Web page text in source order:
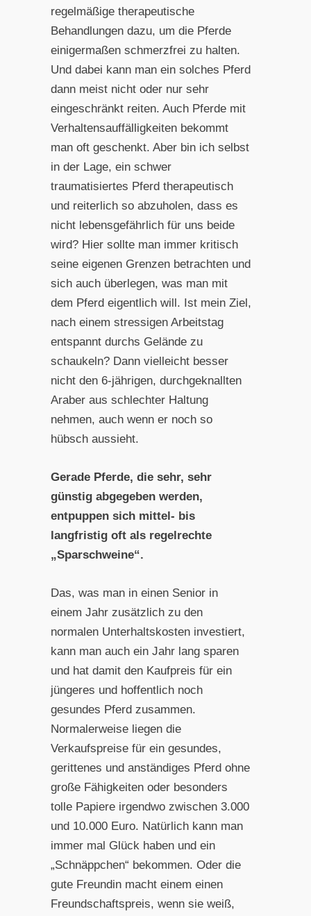
regelmäßige therapeutische
Behandlungen dazu, um die Pferde
einigermaßen schmerzfrei zu halten.
Und dabei kann man ein solches Pferd
dann meist nicht oder nur sehr
eingeschränkt reiten. Auch Pferde mit
Verhaltensauffälligkeiten bekommt
man oft geschenkt. Aber bin ich selbst
in der Lage, ein schwer
traumatisiertes Pferd therapeutisch
und reiterlich so abzuholen, dass es
nicht lebensgefährlich für uns beide
wird? Hier sollte man immer kritisch
seine eigenen Grenzen betrachten und
sich auch überlegen, was man mit
dem Pferd eigentlich will. Ist mein Ziel,
nach einem stressigen Arbeitstag
entspannt durchs Gelände zu
schaukeln? Dann vielleicht besser
nicht den 6-jährigen, durchgeknallten
Araber aus schlechter Haltung
nehmen, auch wenn er noch so
hübsch aussieht.
Gerade Pferde, die sehr, sehr
günstig abgegeben werden,
entpuppen sich mittel- bis
langfristig oft als regelrechte
„Sparschweine“.
Das, was man in einen Senior in
einem Jahr zusätzlich zu den
normalen Unterhaltskosten investiert,
kann man auch ein Jahr lang sparen
und hat damit den Kaufpreis für ein
jüngeres und hoffentlich noch
gesundes Pferd zusammen.
Normalerweise liegen die
Verkaufspreise für ein gesundes,
gerittenes und anständiges Pferd ohne
große Fähigkeiten oder besonders
tolle Papiere irgendwo zwischen 3.000
und 10.000 Euro. Natürlich kann man
immer mal Glück haben und ein
„Schnäppchen“ bekommen. Oder die
gute Freundin macht einem einen
Freundschaftspreis, wenn sie weiß,